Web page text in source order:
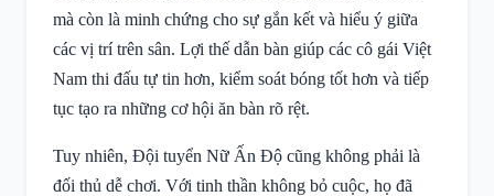
mà còn là minh chứng cho sự gắn kết và hiểu ý giữa
các vị trí trên sân. Lợi thế dẫn bàn giúp các cô gái Việt
Nam thi đấu tự tin hơn, kiểm soát bóng tốt hơn và tiếp
tục tạo ra những cơ hội ăn bàn rõ rệt.
Tuy nhiên, Đội tuyển Nữ Ấn Độ cũng không phải là
đối thủ dễ chơi. Với tinh thần không bỏ cuộc, họ đã